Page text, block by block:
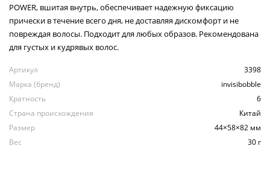
POWER, вшитая внутрь, обеспечивает надежную фиксацию
прически в течение всего дня, не доставляя дискомфорт и не
повреждая волосы. Подходит для любых образов. Рекомендована
для густых и кудрявых волос.
Артикул
3398
Марка (бренд)
invisibobble
Кратность
6
Страна происхождения
Китай
Размер
44×58×82 мм
Вес
30 г